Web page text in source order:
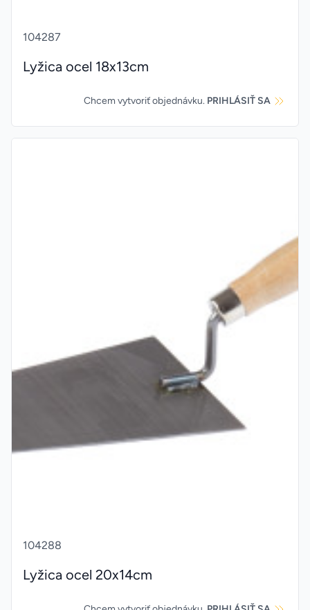
104287
Lyžica ocel 18x13cm
Chcem vytvoriť objednávku. PRIHLÁSIŤ SA
104288
Lyžica ocel 20x14cm